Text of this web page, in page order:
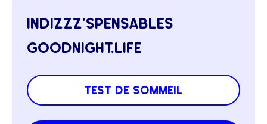
indizzz’spensables
goodnight.life
test de sommeil